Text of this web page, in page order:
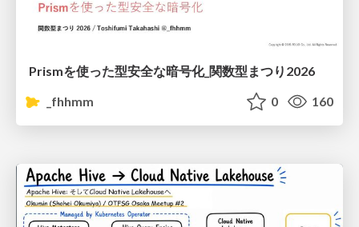
Prismを使った型安全な暗号化_関数型まつり2026
_fhhmm
0 160